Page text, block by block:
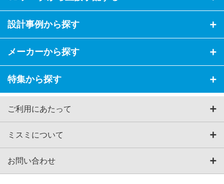
設計事例から探す
メーカーから探す
特集から探す
ご利用にあたって
ミスミについて
お問い合わせ